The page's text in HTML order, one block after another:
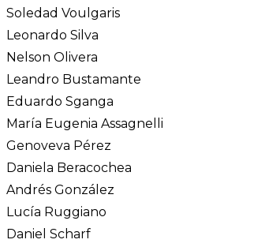
Soledad Voulgaris
Leonardo Silva
Nelson Olivera
Leandro Bustamante
Eduardo Sganga
María Eugenia Assagnelli
Genoveva Pérez
Daniela Beracochea
Andrés González
Lucía Ruggiano
Daniel Scharf